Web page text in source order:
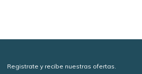
Registrate y recibe nuestras ofertas.